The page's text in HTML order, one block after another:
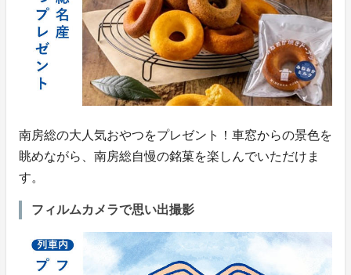
南房総の大人気おやつをプレゼント！車窓からの景色を
眺めながら、南房総自慢の銘菓を楽しんでいただけま
す。
フィルムカメラで思い出撮影